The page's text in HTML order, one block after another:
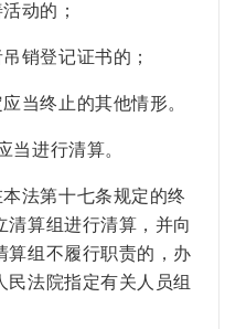
动的；
销登记证书的；
当终止的其他情形。
当进行清算。
法第十七条规定的终
清算组进行清算，并向
算组不履行职责的 ， 办
民法院指定有关人员组